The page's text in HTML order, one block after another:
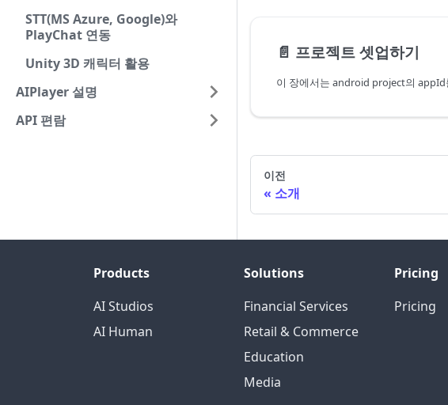
STT(MS Azure, Google)와
PlayChat 연동
Unity 3D 캐릭터 활용
AIPlayer 설명
API 편람
📄️ 프로젝트 셋업하기
이전
소개
Products
AI Studios
AI Human
Solutions
Financial Services
Retail & Commerce
Education
Media
Pricing
Pricing